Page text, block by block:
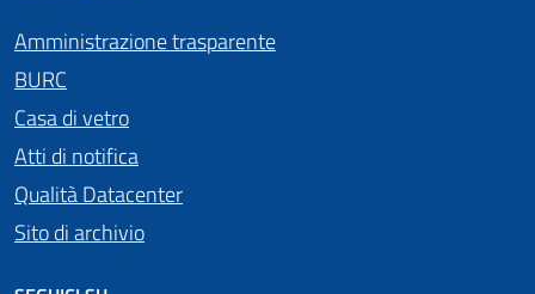
Amministrazione trasparente
BURC
Casa di vetro
Atti di notifica
Qualità Datacenter
Sito di archivio